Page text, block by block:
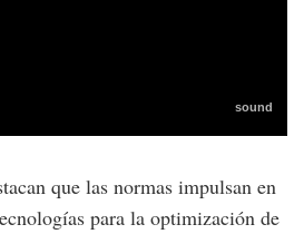
que las normas impulsan en
para la optimización de